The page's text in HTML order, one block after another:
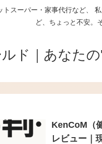
スーパー・家事代行など、
ど、ちょっと不安。
ド｜あなた
KenCoM（
レビュー｜